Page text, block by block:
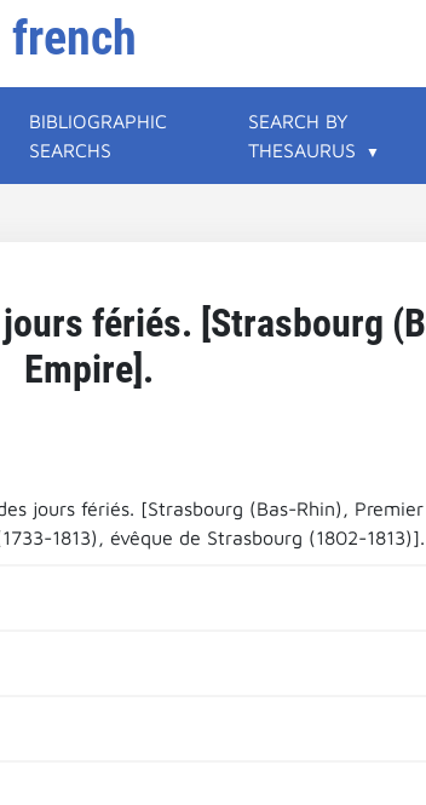
BIBLIOGRAPHIC
SEARCHS
SEARCH BY
THESAURUS
fériés. [Strasbourg
Empire].
jours fériés. [Strasbourg (Bas-Rhin),
1813), évêque de Strasbourg (1802-1813)].